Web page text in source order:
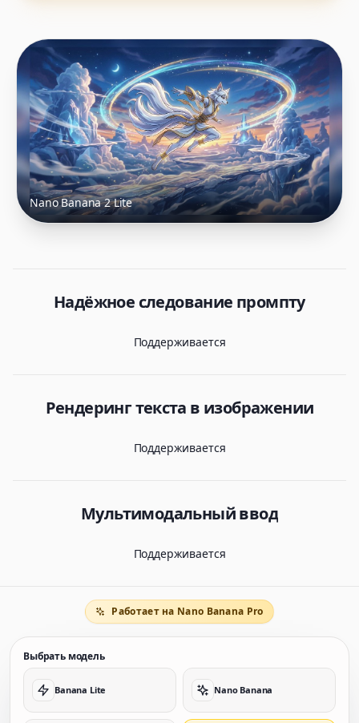
Nano Banana 2 Lite
Надёжное следование промпту
Поддерживается
Рендеринг текста в изображении
Поддерживается
Мультимодальный ввод
Поддерживается
Работает на Nano Banana Pro
Выбрать модель
Banana Lite Nano Banana